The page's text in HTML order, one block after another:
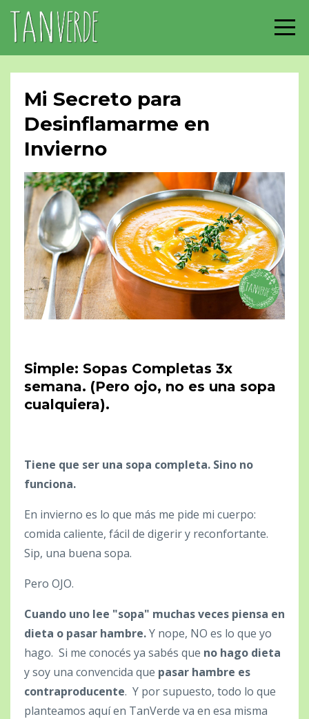
Mi Secreto para
Desinflamarme en
Invierno
Simple: Sopas Completas 3x
semana. (Pero ojo, no es una sopa
cualquiera).
Tiene que ser una sopa completa. Sino no
funciona.
En invierno es lo que más me pide mi cuerpo:
comida caliente, fácil de digerir y reconfortante.
Sip, una buena sopa.
Pero OJO.
Cuando uno lee "sopa" muchas veces piensa en
dieta o pasar hambre.Y nope, NO es lo que yo
hago. Si me conocés ya sabés que no hago dieta
y soy una convencida que pasar hambre es
contraproducente. Y por supuesto, todo lo que
planteamos aquí en TanVerde va en esa misma